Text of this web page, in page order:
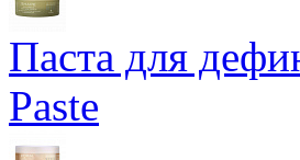
Паста для
Paste